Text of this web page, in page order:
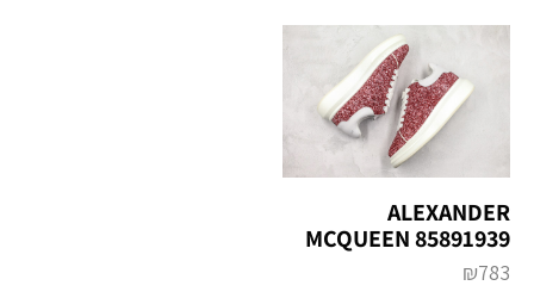
ALEXANDER
MCQUEEN 85891939
₪783